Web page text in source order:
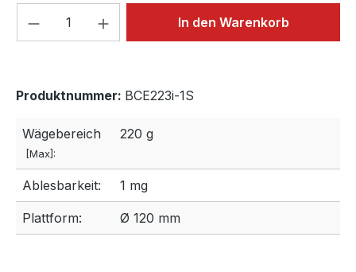
Produkt Anzahl: Gib denIn den Warenkorb
Produktnummer: BCE223i-1S
Wägebereich
[Max]:
220 g
Ablesbarkeit: 1 mg
Plattform: Ø 120 mm